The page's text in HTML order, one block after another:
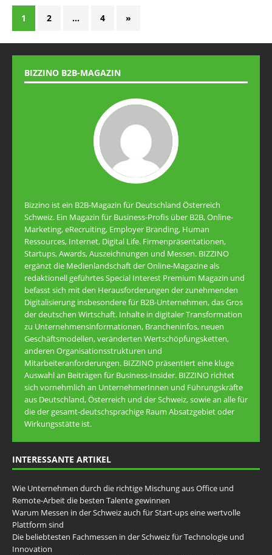
1 2 … 4 »
BIZZINO B2B-MAGAZIN
Bizzino ist ein B2B-Magazin für Deutschland Österreich
Schweiz. Ein Magazin für Business-Profis über B2B, Online-
Marketing, eRecruiting, Employer Branding, Human
Ressources, Internet, Digital Life. Firmenpräsentationen,
Startups, Awards, Auszeichnungen und Messen. BIZZINO
ergänzt die Medienlandschaft der Online-Magazine als
redaktionell geführtes Special Interest Premium Magazin und
befasst sich mit den Herausforderungen der zunehmenden
Digitalisierung insbesondere für B2B-Unternehmen, das Gros
der deutschen Wirtschaft. Inhalte in digitaler Transformation
zu Unternehmensinformationen, Brancheninfos, neuen
Geschäftsmodellen, veränderten Wertschöpfungsketten,
anderen Organisationsstrukturen und
Mitarbeiteranforderungen. BIZZINO präsentiert eine kluge
Auswahl an Beiträgen für Business-Insider. BIZZINO richtet
sich vornehmlich an UnternehmerInnen und Führungskräfte
aus Deutschland, Österreich und der Schweiz, sowie an alle für
die der gesamt-deutschsprachige Raum Absatzgebiet oder
Wirkungsstätte ist.
INTERESSANTE ARTIKEL
Wie Unternehmen durch die richtige Mischung aus Office und
Remote-Arbeit die besten Talente gewinnen
Warum Messen in der Schweiz auch für Start-ups eine wertvolle
Plattform sind
Die beliebtesten Fachmessen in der Schweiz für Technologie und
Innovation